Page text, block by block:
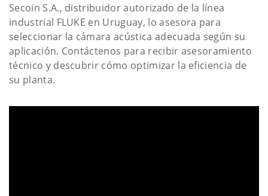
Secoin S.A., distribuidor autorizado de la línea
industrial FLUKE en Uruguay, lo asesora para
seleccionar la cámara acústica adecuada según su
aplicación. Contáctenos para recibir asesoramiento
técnico y descubrir cómo optimizar la eficiencia de
su planta.